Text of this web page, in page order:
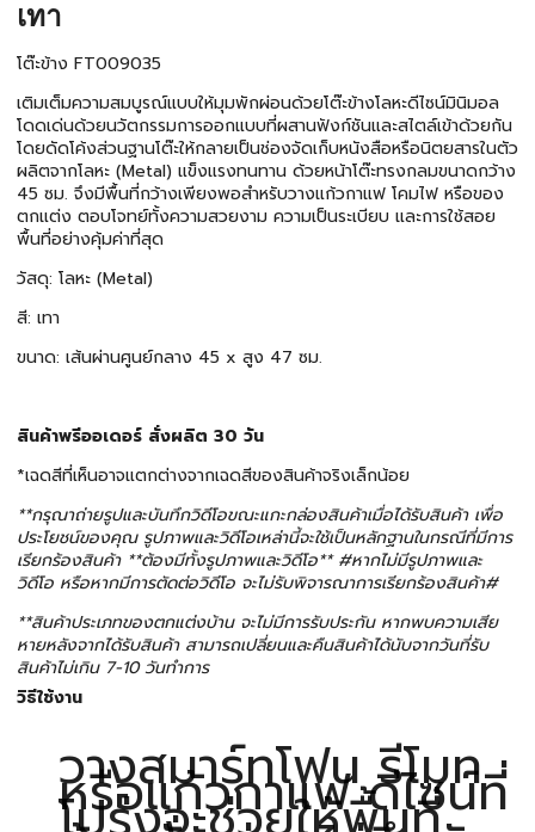
เทา
โต๊ะข้าง FT009035
เติมเต็มความสมบูรณ์แบบให้มุมพักผ่อนด้วยโต๊ะข้างโลหะดีไซน์มินิมอล
โดดเด่นด้วยนวัตกรรมการออกแบบที่ผสานฟังก์ชันและสไตล์เข้าด้วยกัน
โดยดัดโค้งส่วนฐานโต๊ะให้กลายเป็นช่องจัดเก็บหนังสือหรือนิตยสารในตัว
ผลิตจากโลหะ (Metal) แข็งแรงทนทาน ด้วยหน้าโต๊ะทรงกลมขนาดกว้าง
45 ซม. จึงมีพื้นที่กว้างเพียงพอสำหรับวางแก้วกาแฟ โคมไฟ หรือของ
ตกแต่ง ตอบโจทย์ทั้งความสวยงาม ความเป็นระเบียบ และการใช้สอย
พื้นที่อย่างคุ้มค่าที่สุด
วัสดุ: โลหะ (Metal)
สี: เทา
ขนาด: เส้นผ่านศูนย์กลาง 45 x สูง 47 ซม.
สินค้าพรีออเดอร์ สั่งผลิต 30 วัน
*เฉดสีที่เห็นอาจแตกต่างจากเฉดสีของสินค้าจริงเล็กน้อย
**กรุณาถ่ายรูปและบันทึกวิดีโอขณะแกะกล่องสินค้าเมื่อได้รับสินค้า เพื่อ
ประโยชน์ของคุณ รูปภาพและวิดีโอเหล่านี้จะใช้เป็นหลักฐานในกรณีที่มีการ
เรียกร้องสินค้า **ต้องมีทั้งรูปภาพและวิดีโอ** #หากไม่มีรูปภาพและ
วิดีโอ หรือหากมีการตัดต่อวิดีโอ จะไม่รับพิจารณาการเรียกร้องสินค้า#
**สินค้าประเภทของตกแต่งบ้าน จะไม่มีการรับประกัน หากพบความเสีย
หายหลังจากได้รับสินค้า สามารถเปลี่ยนและคืนสินค้าได้นับจากวันที่รับ
สินค้าไม่เกิน 7-10 วันทำการ
วิธีใช้งาน
วางสมาร์ทโฟน รีโมท
หรือแก้วกาแฟ ดีไซน์ที่